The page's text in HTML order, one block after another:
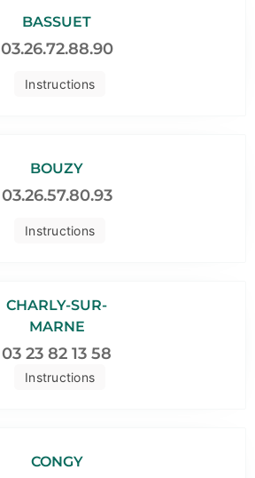
Instructions
BASSUET
03.26.72.88.90
Instructions
BOUZY
03.26.57.80.93
Instructions
CHARLY-SUR-
MARNE
03 23 82 13 58
CONGY